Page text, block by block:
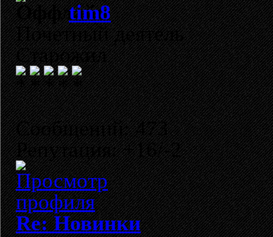
tim8
Почетный деятель
Старожил
Сообщений: 473
Репутация: +16/-2
Re: Новинки